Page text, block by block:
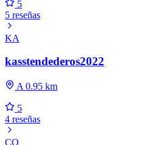
5
5 reseñas
KA
kasstendederos2022
A 0.95 km
5
4 reseñas
CO